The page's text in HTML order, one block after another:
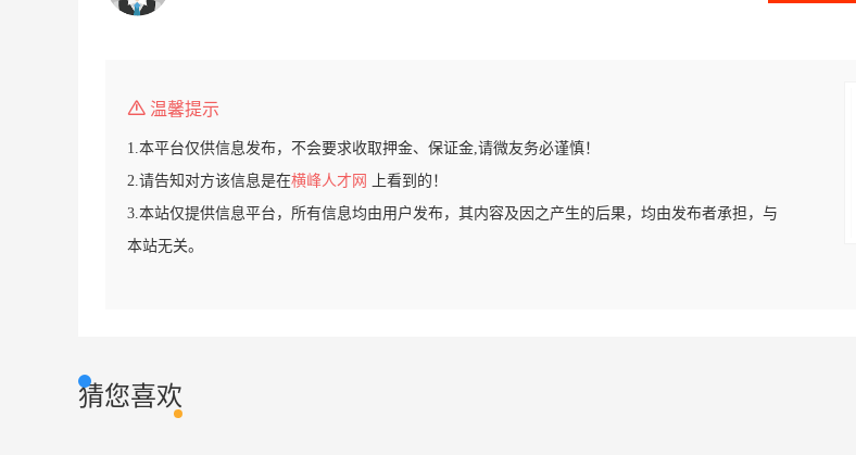
温馨提示
1.本平台仅供信息发布，不会要求收取押金、保证金,请微友务必谨慎！
2.请告知对方该信息是在横峰人才网
上看到的！
3.本站仅提供信息平台，所有信息均由用户发布，其内容及因之产生的后果，均由发布者承担，与
本站无关。
猜您喜欢